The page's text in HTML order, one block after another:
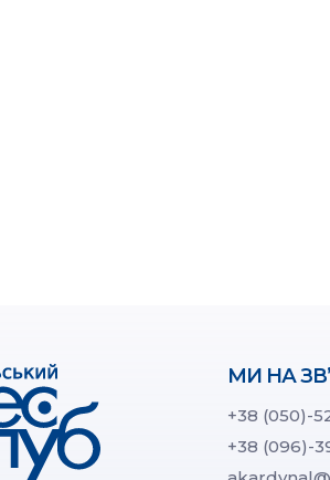
МИ НА
+38 (050)-
+38 (096)-